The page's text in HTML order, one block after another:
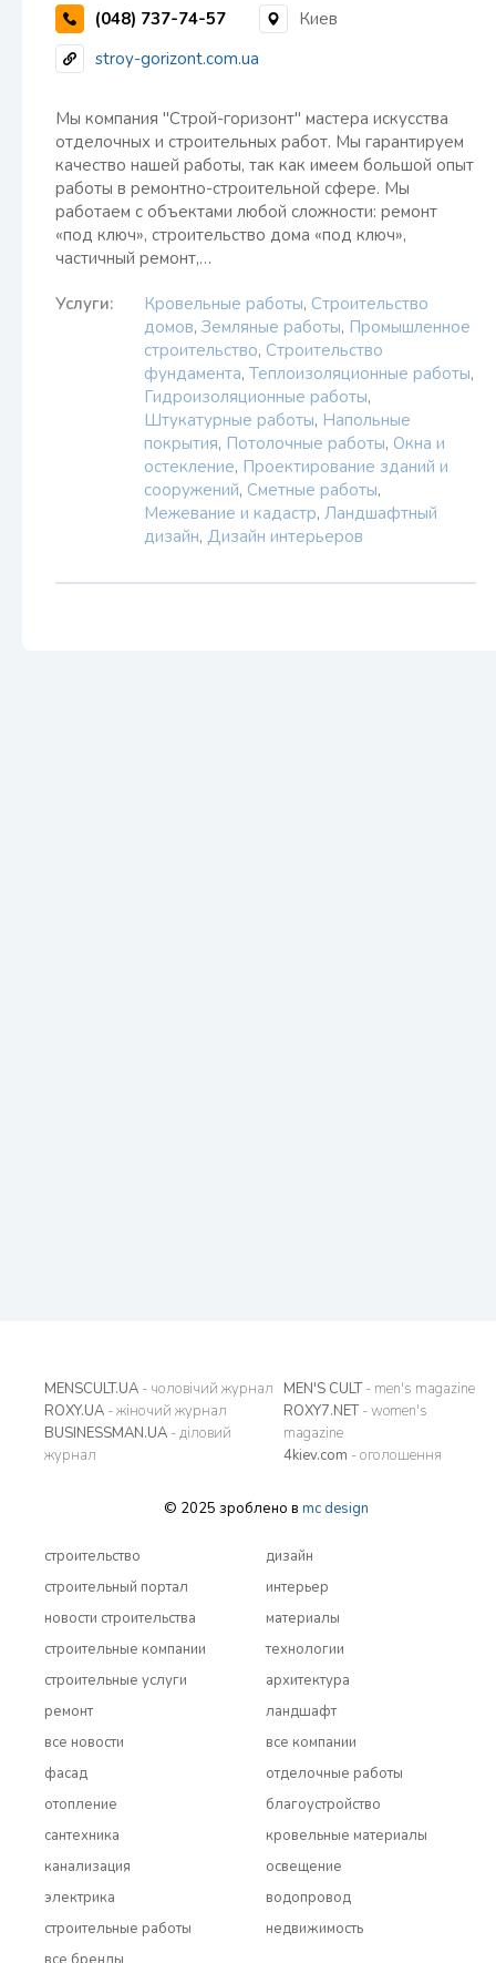
(048) 737-74-57
Киев
stroy-gorizont.com.ua
Мы компания "Строй-горизонт" мастера искусства
отделочных и строительных работ. Мы гарантируем
качество нашей работы, так как имеем большой опыт
работы в ремонтно-строительной сфере. Мы
работаем с объектами любой сложности: ремонт
«под ключ», строительство дома «под ключ»,
частичный ремонт,…
Услуги: Кровельные работы, Строительство
домов, Земляные работы, Промышленное
строительство, Строительство
фундамента, Теплоизоляционные работы,
Гидроизоляционные работы,
Штукатурные работы, Напольные
покрытия, Потолочные работы, Окна и
остекление, Проектирование зданий и
сооружений, Сметные работы,
Межевание и кадастр, Ландшафтный
дизайн, Дизайн интерьеров
MENSCULT.UA - чоловічий журнал
ROXY.UA - жіночий журнал
BUSINESSMAN.UA - діловий
журнал
MEN'S CULT- men's magazine
ROXY7.NET- women's
magazine
4kiev.com - оголошення
© 2025 зроблено в mc design
строительство
строительный портал
новости строительства
строительные компании
строительные услуги
ремонт
все новости
дизайн
интерьер
материалы
технологии
архитектура
ландшафт
все компании
фасад
отопление
сантехника
канализация
электрика
строительные работы
отделочные работы
благоустройство
кровельные материалы
освещение
водопровод
недвижимость